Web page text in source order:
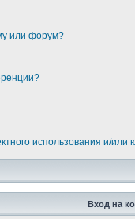
или форум?
использования и/
Вход на